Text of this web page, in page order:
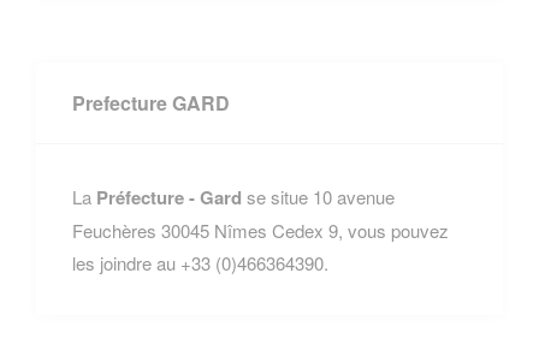
Prefecture GARD
La Préfecture - Gard se situe 10 avenue
Feuchères 30045 Nîmes Cedex 9, vous pouvez
les joindre au +33 (0)466364390.